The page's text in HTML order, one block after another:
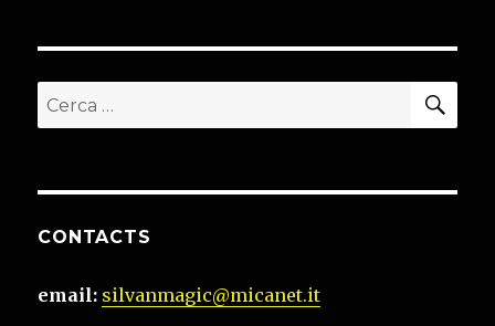
Cerca:
CONTACTS
email: silvanmagic@micanet.it